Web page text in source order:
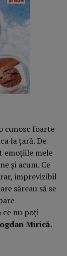
cunosc foarte
la ţară. De
emoţiile mele
şi acum. Ce
imprevizibil
săreau să se
ce nu poţi
Mirică.